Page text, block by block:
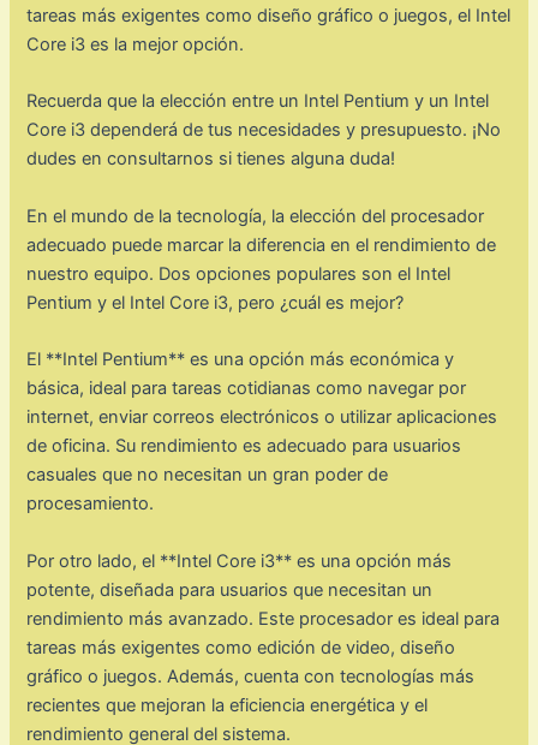
tareas más exigentes como diseño gráfico o juegos, el Intel
Core i3 es la mejor opción.
Recuerda que la elección entre un Intel Pentium y un Intel
Core i3 dependerá de tus necesidades y presupuesto. ¡No
dudes en consultarnos si tienes alguna duda!
En el mundo de la tecnología, la elección del procesador
adecuado puede marcar la diferencia en el rendimiento de
nuestro equipo. Dos opciones populares son el Intel
Pentium y el Intel Core i3, pero ¿cuál es mejor?
El **Intel Pentium** es una opción más económica y
básica, ideal para tareas cotidianas como navegar por
internet, enviar correos electrónicos o utilizar aplicaciones
de oficina. Su rendimiento es adecuado para usuarios
casuales que no necesitan un gran poder de
procesamiento.
Por otro lado, el **Intel Core i3** es una opción más
potente, diseñada para usuarios que necesitan un
rendimiento más avanzado. Este procesador es ideal para
tareas más exigentes como edición de video, diseño
gráfico o juegos. Además, cuenta con tecnologías más
recientes que mejoran la eficiencia energética y el
rendimiento general del sistema.